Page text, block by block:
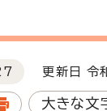
更新日 令
大きな文